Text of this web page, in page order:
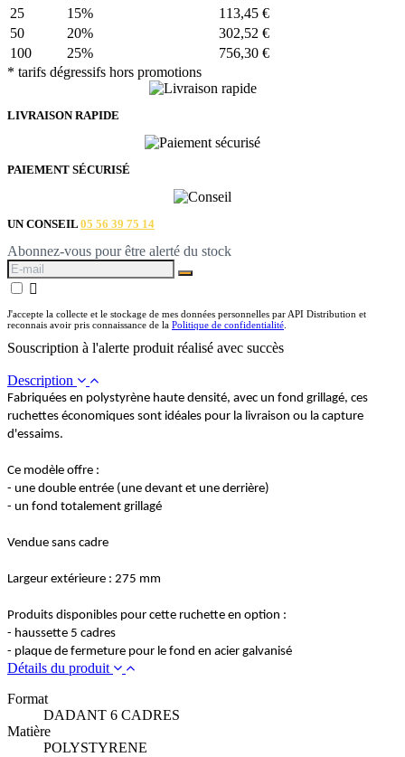
25
15%
113,45 €
50
20%
302,52 €
100
25%
756,30 €
* tarifs dégressifs hors promotions
LIVRAISON RAPIDE
PAIEMENT SÉCURISÉ
UN CONSEIL 05 56 39 75 14
Abonnez-vous pour être alerté du stock

J'accepte la collecte et le stockage de mes données personnelles par API Distribution et
reconnais avoir pris connaissance de la Politique de confidentialité.
Souscription à l'alerte produit réalisé avec succès
Description
Fabriquées en polystyrène haute densité, avec un fond grillagé, ces
ruchettes économiques sont idéales pour la livraison ou la capture
d'essaims.
Ce modèle offre :
- une double entrée (une devant et une derrière)
- un fond totalement grillagé
Vendue sans cadre
Largeur extérieure : 275 mm
Produits disponibles pour cette ruchette en option :
- haussette 5 cadres
- plaque de fermeture pour le fond en acier galvanisé
Détails du produit
Format
DADANT 6 CADRES
Matière
POLYSTYRENE